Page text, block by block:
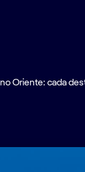
Oriente: cada